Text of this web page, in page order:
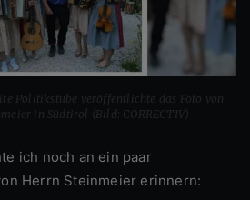
Politikstube veröffentlichte das Foto von
in Südtirol (Bild: CORRECTIV)
Herrn Steinmeier erinnern: